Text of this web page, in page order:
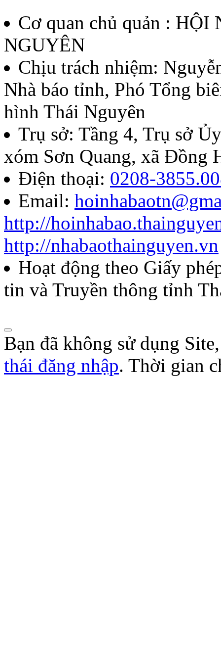
thưởng Báo chí Huỳnh
thứ II - năm 2026
Lượt xem:142 | lượt tải:62
07/QĐ-BTC
Quyết định về việc thành
báo chí Huỳnh Thúc
năm 2026
Lượt xem:289 | lượt tải:107
85/QĐ-HNB
Quyết định về việc công
năm 2026 của Hội Nhà
Cơ quan chủ quản :
NGUYÊN
Chịu trách nhiệm:
Nhà báo tỉnh, Phó Tổng
hình Thái Nguyên
Trụ sở: Tầng 4, Trụ sở
xóm Sơn Quang, xã Đồng
Điện thoại: 0208-
Email:
http://
http://nhabaothainguyen.vn
Hoạt động theo Giấy
tin và Truyền thông tỉnh
Bạn đã không sử dụng
thái đăng nhập. Thời gian